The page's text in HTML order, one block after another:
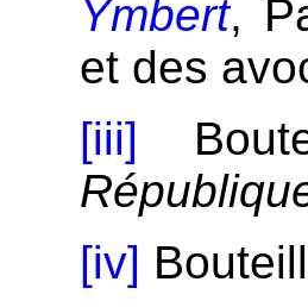
Ymbert,
et des
[iii]
[iv]